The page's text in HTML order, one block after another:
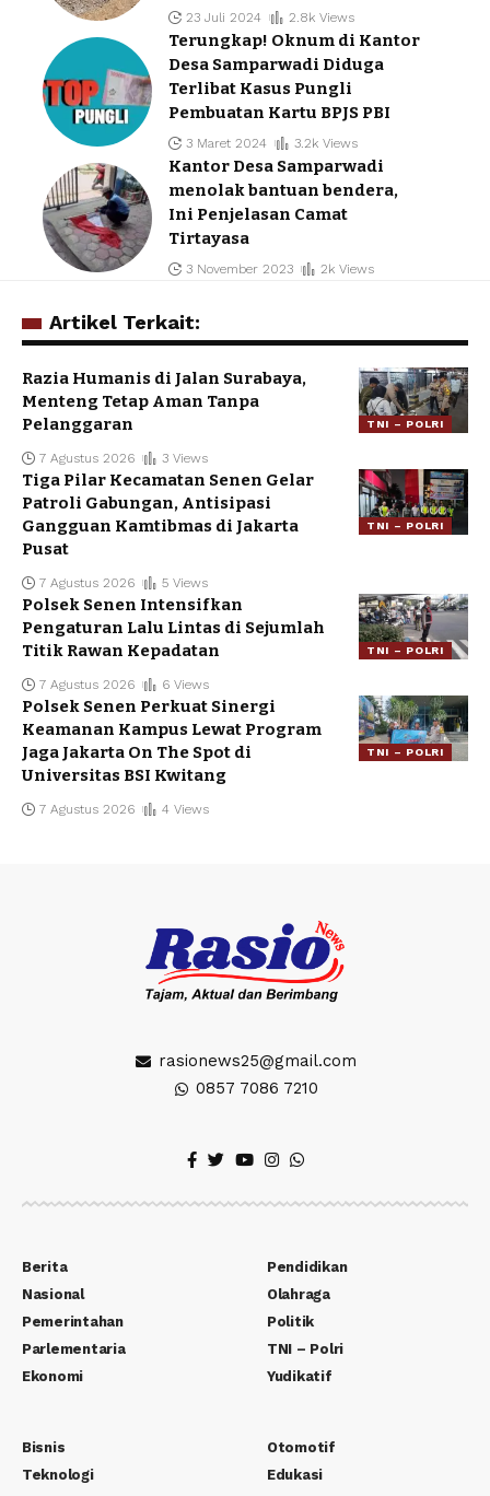
23 Juli 2024 2.8k Views
Terungkap! Oknum di Kantor
Desa Samparwadi Diduga
Terlibat Kasus Pungli
Pembuatan Kartu BPJS PBI
3 Maret 2024 3.2k Views
Kantor Desa Samparwadi
menolak bantuan bendera,
Ini Penjelasan Camat
Tirtayasa
3 November 2023 2k Views
Artikel Terkait:
TNI – POLRI
Razia Humanis di Jalan Surabaya,
Menteng Tetap Aman Tanpa
Pelanggaran
7 Agustus 2026 3 Views
TNI – POLRI
Tiga Pilar Kecamatan Senen Gelar
Patroli Gabungan, Antisipasi
Gangguan Kamtibmas di Jakarta
Pusat
7 Agustus 2026 5 Views
TNI – POLRI
Polsek Senen Intensifkan
Pengaturan Lalu Lintas di Sejumlah
Titik Rawan Kepadatan
7 Agustus 2026 6 Views
TNI – POLRI
Polsek Senen Perkuat Sinergi
Keamanan Kampus Lewat Program
Jaga Jakarta On The Spot di
Universitas BSI Kwitang
7 Agustus 2026 4 Views
rasionews25@gmail.com
0857 7086 7210
Berita
Nasional
Pemerintahan
Parlementaria
Ekonomi
Pendidikan
Olahraga
Politik
TNI – Polri
Yudikatif
Bisnis
Teknologi
Otomotif
Edukasi